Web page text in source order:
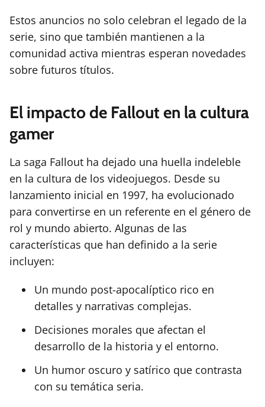
Estos anuncios no solo celebran el legado de la
serie, sino que también mantienen a la
comunidad activa mientras esperan novedades
sobre futuros títulos.
El impacto de Fallout en la cultura
gamer
La saga Fallout ha dejado una huella indeleble
en la cultura de los videojuegos. Desde su
lanzamiento inicial en 1997, ha evolucionado
para convertirse en un referente en el género de
rol y mundo abierto. Algunas de las
características que han definido a la serie
incluyen:
Un mundo post-apocalíptico rico en
detalles y narrativas complejas.
Decisiones morales que afectan el
desarrollo de la historia y el entorno.
Un humor oscuro y satírico que contrasta
con su temática seria.